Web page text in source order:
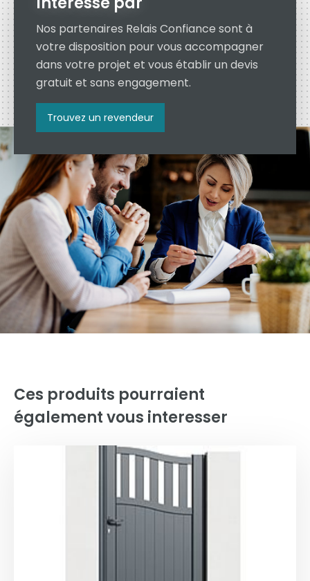
Nos partenaires Relais Confiance sont à
votre disposition pour vous accompagner
dans votre projet et vous établir un devis
gratuit et sans engagement.
Trouvez un revendeur
Ces produits pourraient
également vous interesser